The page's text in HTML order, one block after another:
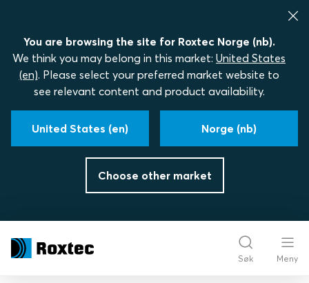
You are browsing the site for Roxtec Norge (nb).
We think you may belong in this market: United States
(en). Please select your preferred market website to
see relevant content and product availability.
United States (en) Norge (nb)
Choose other market
Søk Meny